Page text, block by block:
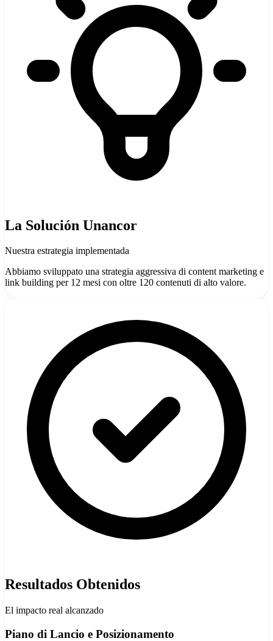
La Solución Unancor
Nuestra estrategia implementada
Abbiamo sviluppato una strategia aggressiva di content marketing e
link building per 12 mesi con oltre 120 contenuti di alto valore.
Resultados Obtenidos
El impacto real alcanzado
Piano di Lancio e Posizionamento